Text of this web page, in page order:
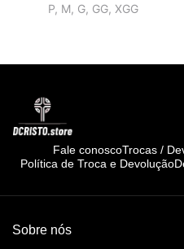
P, M, G, GG, XGG
Fale conoscoTrocas /
Política de Troca e Devolução
Sobre nós